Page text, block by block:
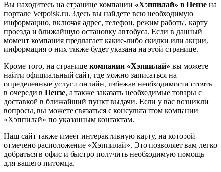
Вы находитесь на странице компании «Хэппилай» в Пензе на
портале Vetpoisk.ru. Здесь вы найдете всю необходимую
информацию, включая адрес, телефон, режим работы, карту
проезда и ближайшую остановку автобуса. Если в данный
момент компания предлагает какие-либо скидки или акции,
информация о них также будет указана на этой странице.
Кроме того, на странице компании «Хэппилай» вы можете
найти официальный сайт, где можно записаться на
определенные услуги онлайн, избежав необходимости стоять
в очереди в Пензе, а также заказать необходимые товары с
доставкой в ближайший пункт выдачи. Если у вас возникли
вопросы, вы можете связаться с консультантом компании
«Хэппилай» по указанным контактам.
Наш сайт также имеет интерактивную карту, на которой
отмечено расположение «Хэппилай». Это позволяет вам легко
добраться в офис и быстро получить необходимую помощь
для вашего питомца.